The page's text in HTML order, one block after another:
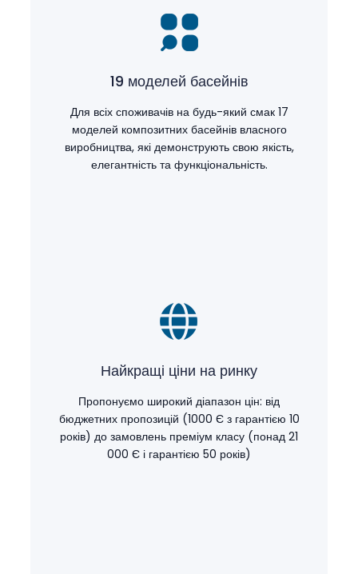
19 моделей басейнів
Для всіх споживачів на будь-який смак 17
моделей композитних басейнів власного
виробництва, які демонструють свою якість,
елегантність та функціональність.
Найкращі ціни на ринку
Пропонуємо широкий діапазон цін: від
бюджетних пропозицій (1000 Є з гарантією 10
років) до замовлень преміум класу (понад 21
000 Є і гарантією 50 років)